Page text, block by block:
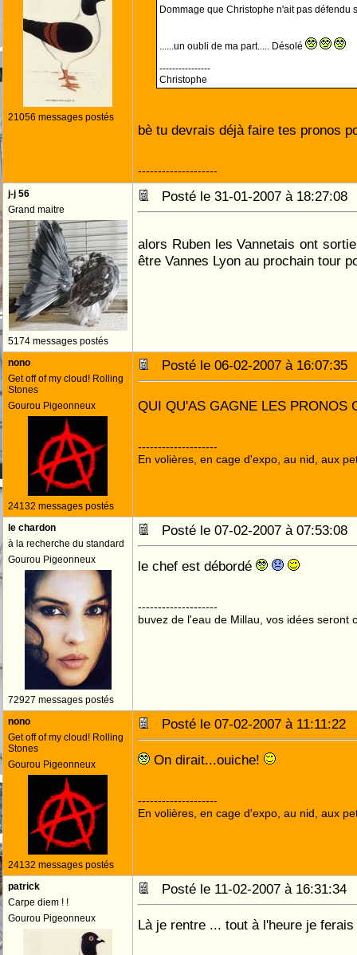
21056 messages postés
Dommage que Christophe n'ait pas défendu
......un oubli de ma part..... Désolé
----------------
Christophe
bè tu devrais déjà faire tes pronos
--------------------
j-j 56
Grand maitre
5174 messages postés
Posté le 31-01-2007 à
alors Ruben les Vannetais ont
être Vannes Lyon au prochain tour
nono
Get off of my cloud! Rolling
Stones
Gourou Pigeonneux
24132 messages postés
Posté le 06-02-2007 à
QUI QU'AS GAGNE LES PRONOS
--------------------
En volières, en cage d'expo, au nid, aux
le chardon
à la recherche du standard
Gourou Pigeonneux
72927 messages postés
Posté le 07-02-2007 à
le chef est débordé
--------------------
buvez de l'eau de Millau, vos idées seront
nono
Get off of my cloud! Rolling
Stones
Gourou Pigeonneux
24132 messages postés
Posté le 07-02-2007 à 11:11:22
On dirait...ouiche!
--------------------
En volières, en cage d'expo, au nid, aux
patrick
Carpe diem ! !
Gourou Pigeonneux
Posté le 11-02-2007 à
Là je rentre ... tout à l'heure je